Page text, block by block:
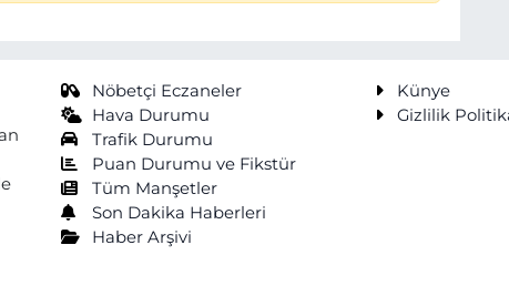
Nöbetçi Eczaneler
Hava Durumu
Trafik Durumu
Puan Durumu ve Fikstür
Tüm Manşetler
Son Dakika Haberleri
Haber Arşivi
Künye
Gizlilik